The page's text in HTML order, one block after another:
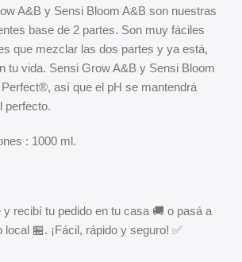
A&B y Sensi Bloom A&B son nuestras
base de 2 partes. Son muy fáciles
que mezclar las dos partes y ya está,
tu vida. Sensi Grow A&B y Sensi Bloom
así que el pH se mantendrá
perfecto.
: 1000 ml.
y recibí tu pedido en tu casa 🚚 o pasá a
local 🏪. ¡Fácil, rápido y seguro! ✅